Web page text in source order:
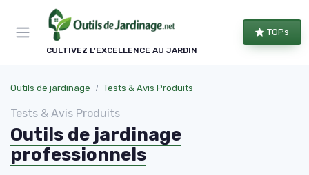
CULTIVEZ L'EXCELLENCE AU JARDIN
TOPs
Outils de jardinage Tests & Avis Produits
Tests & Avis Produits
Outils de jardinage
professionnels
Panneau de gestion des cookies